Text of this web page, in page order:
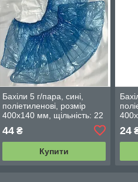
Бахіли 5 г/пара, сині,
поліетиленові, розмір
400х140 мм, щільність: 22
шт./50 пар)
44₴
Купити
50
24